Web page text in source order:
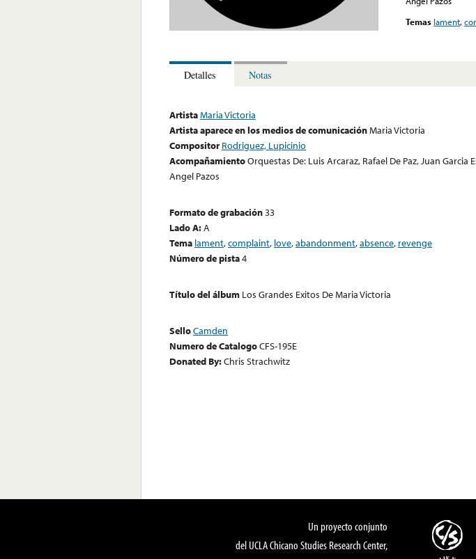
Temas lament,
Detalles Notas
ArtistaMaria Victoria
Artista aparece en los medios de comunicaciónMaria Victoria
Compositor Rodriguez, Lupicinio
AcompañamientoOrquestas De: Luis Arcaraz, Rafael De Paz, Juan Garcia
Angel Pazos
Formato de grabación33
Lado A:A
Tema lament,complaint, love,abandonment,absence, revenge
Número de pista4
Título del álbum Los Grandes Exitos De Maria Victoria
SelloCamden
Numero de CatalogoCFS-195E
Donated By:Chris Strachwitz
Un proyecto conjunto
del UCLA Chicano Studies Research Center,